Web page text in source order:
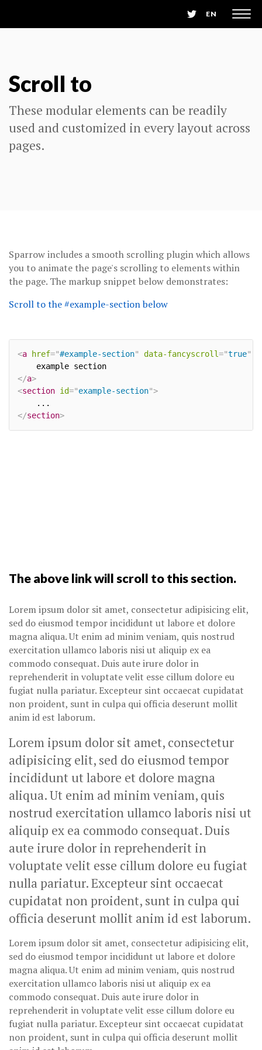
EN
Scroll to
These modular elements can be readily
used and customized in every layout across
pages.
Sparrow includes a smooth scrolling plugin which allows
you to animate the page's scrolling to elements within
the page. The markup snippet below demonstrates:
Scroll to the #example-section below
<a href="#example-section" data-fancyscroll="true"
</a>
<section id="example-section">
</section>
The above link will scroll to this section.
Lorem ipsum dolor sit amet, consectetur adipisicing elit,
sed do eiusmod tempor incididunt ut labore et dolore
magna aliqua. Ut enim ad minim veniam, quis nostrud
exercitation ullamco laboris nisi ut aliquip ex ea
commodo consequat. Duis aute irure dolor in
reprehenderit in voluptate velit esse cillum dolore eu
fugiat nulla pariatur. Excepteur sint occaecat cupidatat
non proident, sunt in culpa qui officia deserunt mollit
anim id est laborum.
Lorem ipsum dolor sit amet, consectetur
adipisicing elit, sed do eiusmod tempor
incididunt ut labore et dolore magna
aliqua. Ut enim ad minim veniam, quis
nostrud exercitation ullamco laboris nisi ut
aliquip ex ea commodo consequat. Duis
aute irure dolor in reprehenderit in
voluptate velit esse cillum dolore eu fugiat
nulla pariatur. Excepteur sint occaecat
cupidatat non proident, sunt in culpa qui
officia deserunt mollit anim id est laborum.
Lorem ipsum dolor sit amet, consectetur adipisicing elit,
sed do eiusmod tempor incididunt ut labore et dolore
magna aliqua. Ut enim ad minim veniam, quis nostrud
exercitation ullamco laboris nisi ut aliquip ex ea
commodo consequat. Duis aute irure dolor in
reprehenderit in voluptate velit esse cillum dolore eu
fugiat nulla pariatur. Excepteur sint occaecat cupidatat
non proident, sunt in culpa qui officia deserunt mollit